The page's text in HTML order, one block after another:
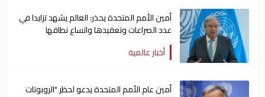
أمين الأمم المتحدة يحذر: العالم يشهد تزايدا في
عدد الصراعات وتعقيدها واتساع نطاقها
أخبار عالمية
أمين عام الأمم المتحدة يدعو لحظر "الروبوتات